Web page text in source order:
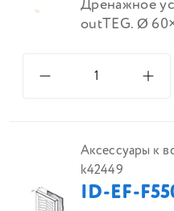
Дренажное
outTEG. Ø
Аксессуары к
k42449
ID-EF-